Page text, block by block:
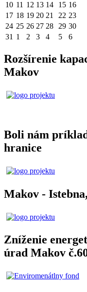
10 11 12 13 14 15 16
17 18 19 20 21 22 23
24 25 26 27 28 29 30
31 1 2 3 4 5 6
Rozšírenie
Makov
Boli nám
hranice
Makov -
Zníženie
úrad Makov